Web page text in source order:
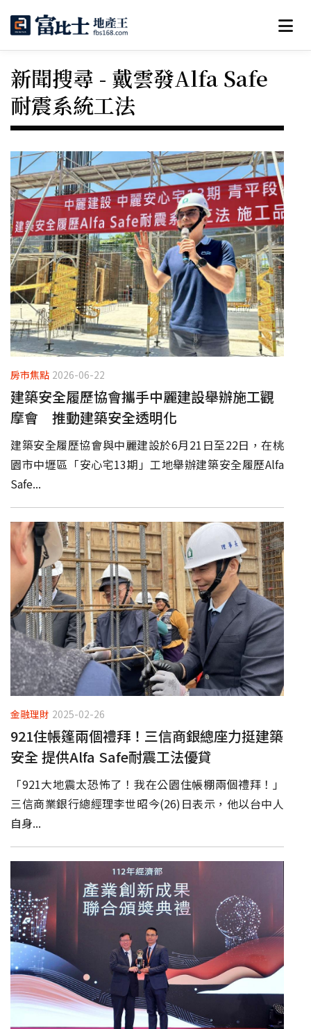
新聞搜尋 - 戴雲發Alfa Safe
耐震系統工法
房市焦點 2026-06-22
建築安全履歷協會攜手中麗建設舉辦施工觀
摩會 推動建築安全透明化
建築安全履歷協會與中麗建設於6月21日至22日，在桃
園市中壢區「安心宅13期」工地舉辦建築安全履歷Alfa
Safe...
金融理財 2025-02-26
​921住帳篷兩個禮拜！三信商銀總座力挺建築
安全 提供Alfa Safe耐震工法優貸
「921大地震太恐怖了！我在公園住帳棚兩個禮拜！」
三信商業銀行總經理李世昭今(26)日表示，他以台中人
自身...